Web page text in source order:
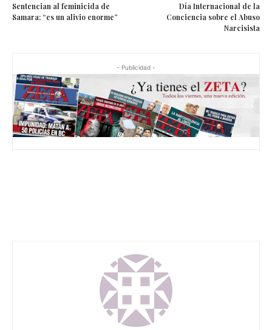
Sentencian al feminicida de
Samara; “es un alivio enorme”
Día Internacional de la
Conciencia sobre el Abuso
Narcisista
- Publicidad -